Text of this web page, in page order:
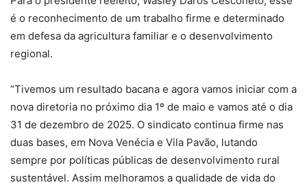
é o reconhecimento de um trabalho firme e determinado
em defesa da agricultura familiar e o desenvolvimento
regional.
“Tivemos um resultado bacana e agora vamos iniciar com a
nova diretoria no próximo dia 1º de maio e vamos até o dia
31 de dezembro de 2025. O sindicato continua firme nas
duas bases, em Nova Venécia e Vila Pavão, lutando
sempre por políticas públicas de desenvolvimento rural
sustentável. Assim melhoramos a qualidade de vida do